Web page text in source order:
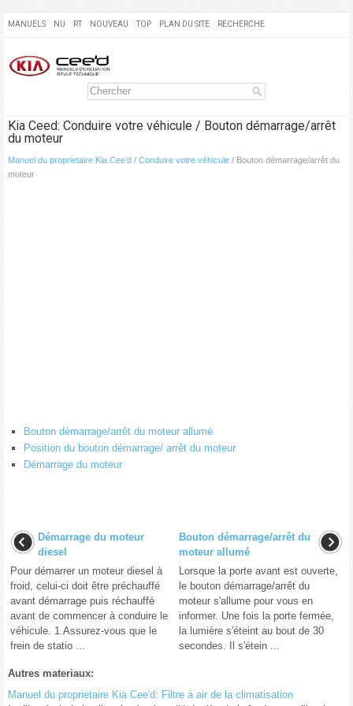
MANUELS NU RT NOUVEAU TOP PLAN DU SITE RECHERCHE
Kia Ceed: Conduire votre véhicule / Bouton démarrage/arrêt
du moteur
Manuel du proprietaire Kia Cee'd / Conduire votre véhicule / Bouton démarrage/arrêt du
moteur
Bouton démarrage/arrêt du moteur allumé
Position du bouton démarrage/ arrêt du moteur
Démarrage du moteur
Démarrage du moteur
diesel
Pour démarrer un moteur diesel à
froid, celui-ci doit être préchauffé
avant démarrage puis réchauffé
avant de commencer à conduire le
véhicule. 1.Assurez-vous que le
frein de statio ...
Bouton démarrage/arrêt du
moteur allumé
Lorsque la porte avant est ouverte,
le bouton démarrage/arrêt du
moteur s'allume pour vous en
informer. Une fois la porte fermée,
la lumière s'éteint au bout de 30
secondes. Il s'étein ...
Autres materiaux:
Manuel du proprietaire Kia Cee'd: Filtre à air de la climatisation